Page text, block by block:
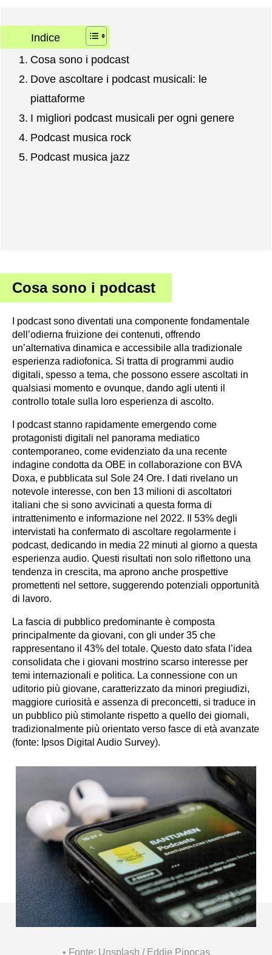
Indice
Cosa sono i podcast
Dove ascoltare i podcast musicali: le
piattaforme
I migliori podcast musicali per ogni genere
Podcast musica rock
Podcast musica jazz
Cosa sono i podcast
I podcast sono diventati una componente fondamentale
dell’odierna fruizione dei contenuti, offrendo
un’alternativa dinamica e accessibile alla tradizionale
esperienza radiofonica. Si tratta di programmi audio
digitali, spesso a tema, che possono essere ascoltati in
qualsiasi momento e ovunque, dando agli utenti il
controllo totale sulla loro esperienza di ascolto.
I podcast stanno rapidamente emergendo come
protagonisti digitali nel panorama mediatico
contemporaneo, come evidenziato da una recente
indagine condotta da OBE in collaborazione con BVA
Doxa, e pubblicata sul Sole 24 Ore. I dati rivelano un
notevole interesse, con ben 13 milioni di ascoltatori
italiani che si sono avvicinati a questa forma di
intrattenimento e informazione nel 2022. Il 53% degli
intervistati ha confermato di ascoltare regolarmente i
podcast, dedicando in media 22 minuti al giorno a questa
esperienza audio. Questi risultati non solo riflettono una
tendenza in crescita, ma aprono anche prospettive
promettenti nel settore, suggerendo potenziali opportunità
di lavoro.
La fascia di pubblico predominante è composta
principalmente da giovani, con gli under 35 che
rappresentano il 43% del totale. Questo dato sfata l’idea
consolidata che i giovani mostrino scarso interesse per
temi internazionali e politica. La connessione con un
uditorio più giovane, caratterizzato da minori pregiudizi,
maggiore curiosità e assenza di preconcetti, si traduce in
un pubblico più stimolante rispetto a quello dei giornali,
tradizionalmente più orientato verso fasce di età avanzate
(fonte: Ipsos Digital Audio Survey).
Fonte: Unsplash / Eddie Pipocas